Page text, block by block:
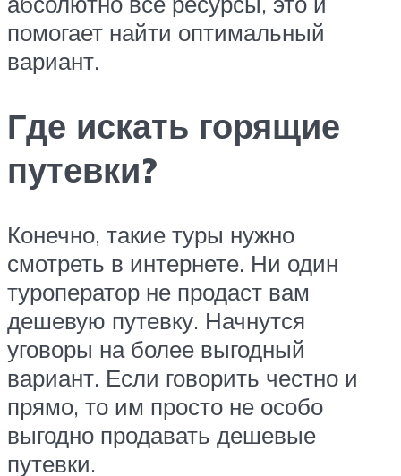
помогает найти оптимальный
вариант.
Где искать горящие
путевки?
Конечно, такие туры нужно
смотреть в интернете. Ни один
туроператор не продаст вам
дешевую путевку. Начнутся
уговоры на более выгодный
вариант. Если говорить честно и
прямо, то им просто не особо
выгодно продавать дешевые
путевки.